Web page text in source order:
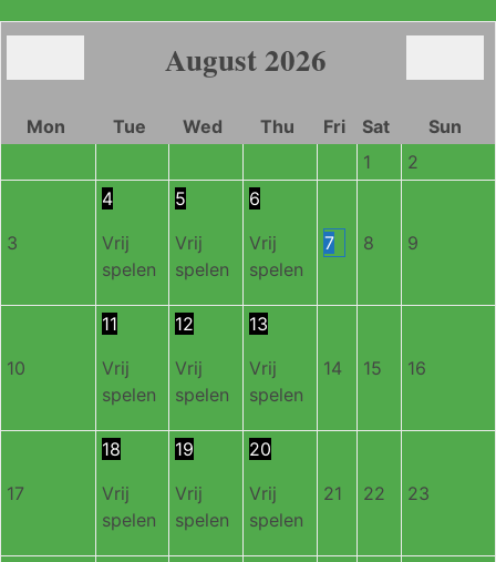
August2026
Mon Tue Wed Thu Fri Sat
Sun
1
2
3
4
Vrij
spelen
5
Vrij
spelen
6
Vrij
spelen
7 8 9
10
11
Vrij
spelen
12
Vrij
spelen
13
Vrij
spelen
14 15 16
17
18
Vrij
spelen
19
Vrij
spelen
20
Vrij
spelen
21 22 23